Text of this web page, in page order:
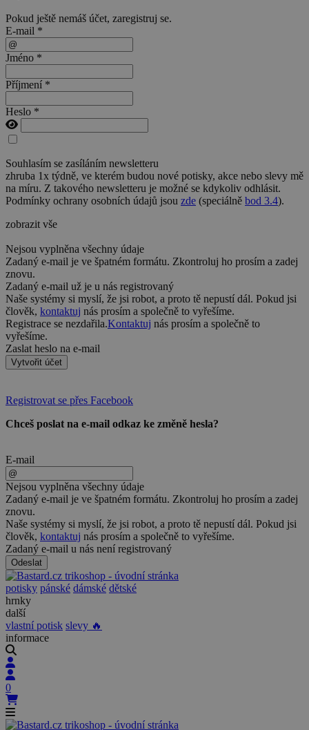
Pokud ještě nemáš účet, zaregistruj se.
E-mail *
Jméno *
Příjmení *
Heslo *
Souhlasím se zasíláním newsletteru
zhruba 1x týdně, ve kterém budou nové potisky, akce nebo slevy mě
na míru. Z takového newsletteru je možné se kdykoliv odhlásit.
Podmínky ochrany osobních údajů jsou zde (speciálně bod 3.4).
zobrazit vše
Nejsou vyplněna všechny údaje
Zadaný e-mail je ve špatném formátu. Zkontroluj ho prosím a zadej
znovu.
Zadaný e-mail už je u nás registrovaný
Naše systémy si myslí, že jsi robot, a proto tě nepustí dál. Pokud jsi
člověk, kontaktuj nás prosím a společně to vyřešíme.
Registrace se nezdařila.Kontaktuj nás prosím a společně to
vyřešíme.
Zaslat heslo na e-mail
Vytvořit účet
Registrovat se přes Facebook
Chceš poslat na e-mail odkaz ke změně hesla?
E-mail
Nejsou vyplněna všechny údaje
Zadaný e-mail je ve špatném formátu. Zkontroluj ho prosím a zadej
znovu.
Naše systémy si myslí, že jsi robot, a proto tě nepustí dál. Pokud jsi
člověk, kontaktuj nás prosím a společně to vyřešíme.
Zadaný e-mail u nás není registrovaný
Odeslat
potisky pánské dámské dětské
hrnky
další
vlastní potisk slevy 🔥
informace
0